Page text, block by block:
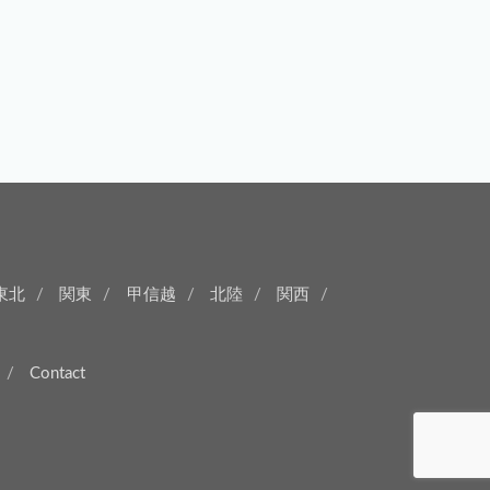
北 関東 甲信越 北陸
関西
Contact